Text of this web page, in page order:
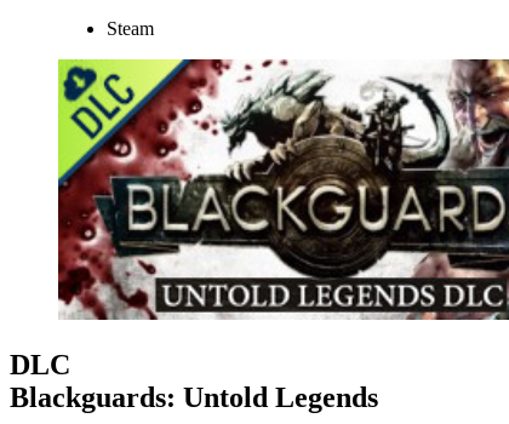
Steam
DLC
Blackguards: Untold Legends